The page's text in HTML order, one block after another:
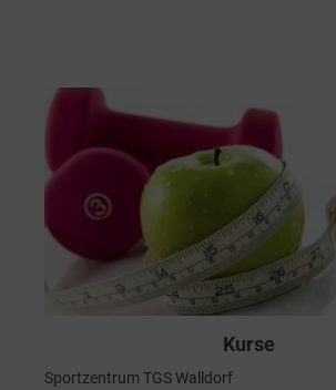
Kurse
Sportzentrum TGS Walldorf